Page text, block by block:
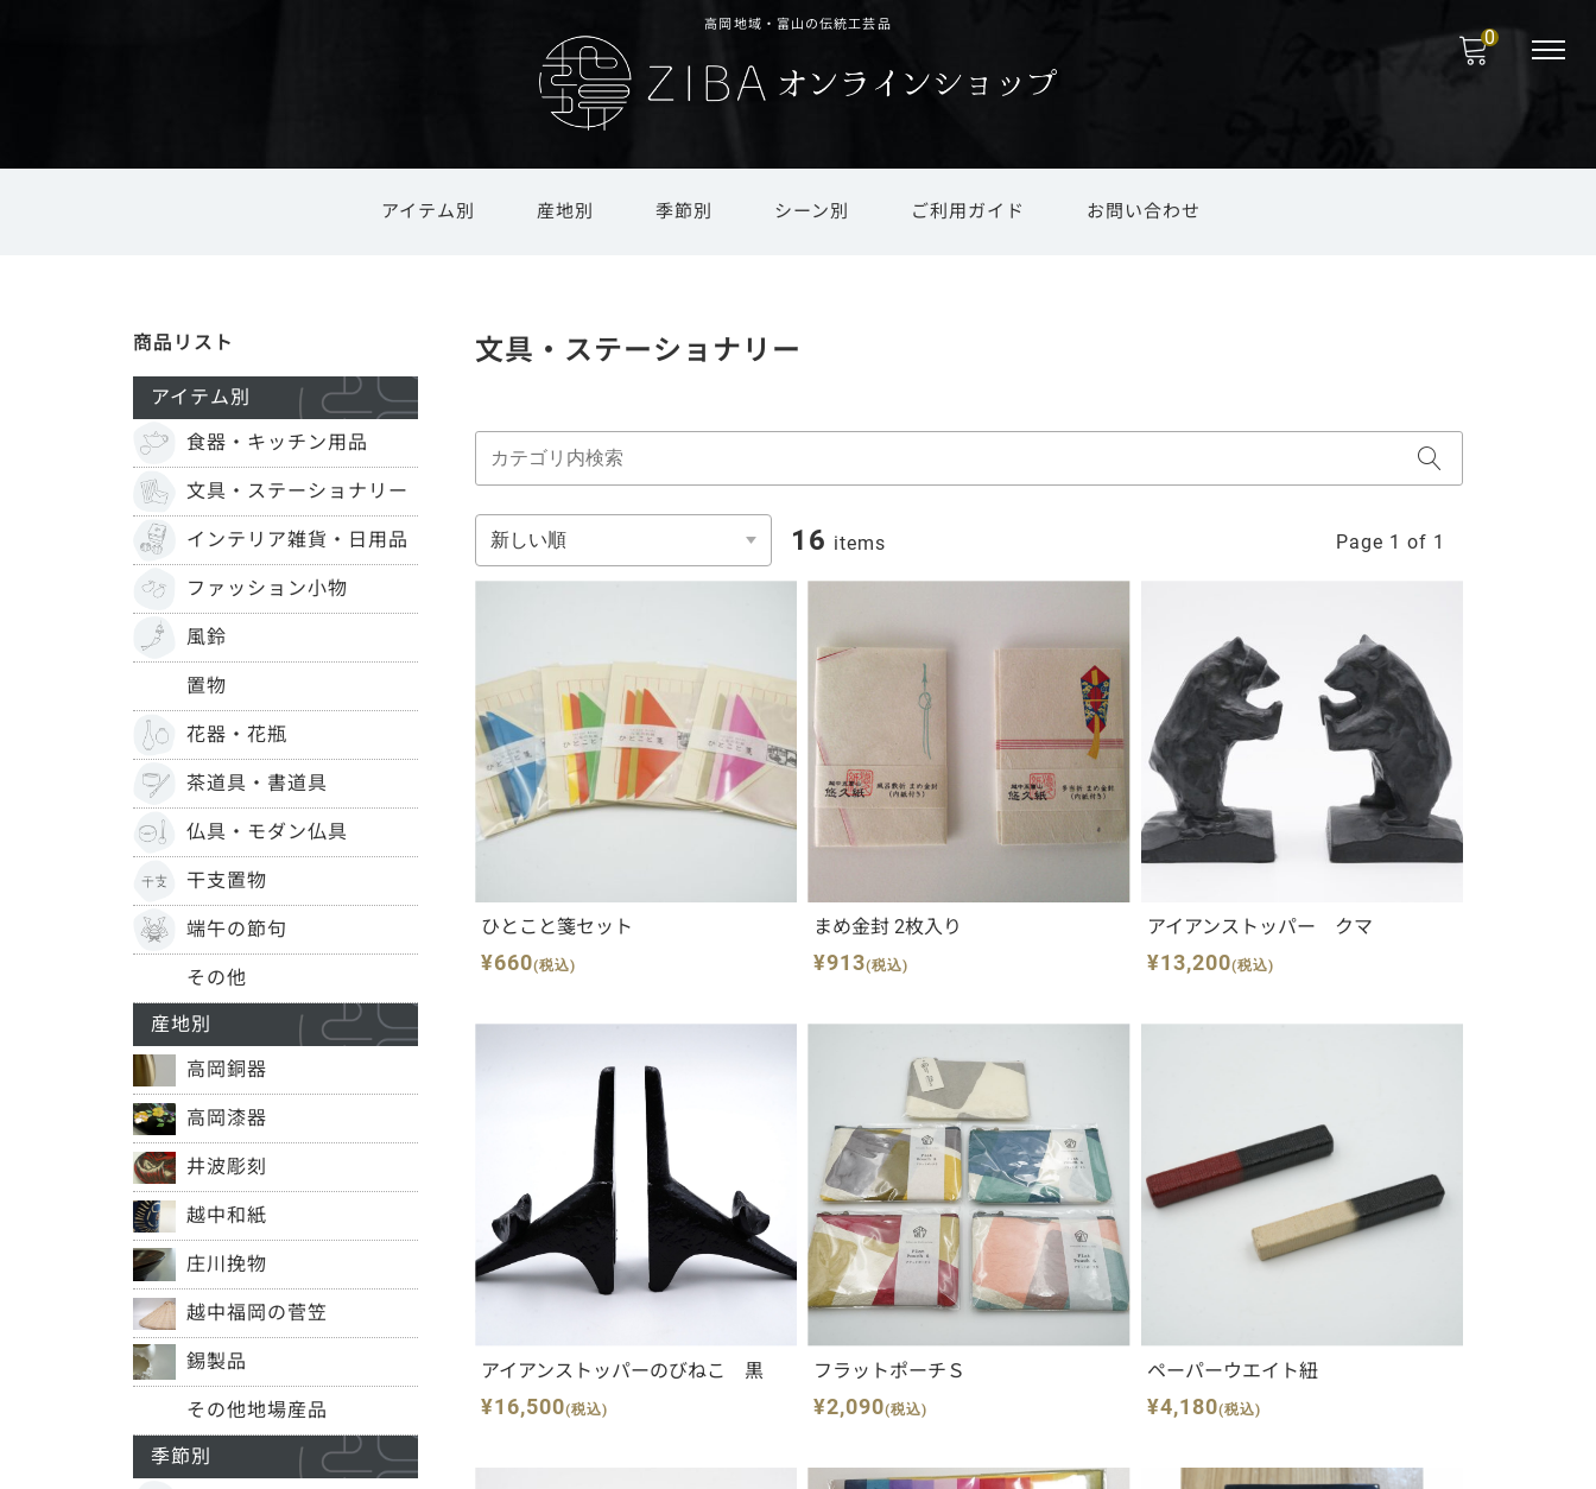
高岡地域・富山の伝統工芸品
アイテム別 産地別 季節別 シーン別 ご利用ガイド お問い合わせ
風鈴 花器・花瓶
0
文具・ステーショナリー
16 items Page 1 of 1
ひとこと箋セット
¥660(税込)
まめ金封 2枚入り
¥913(税込)
アイアンストッパー クマ
¥13,200(税込)
アイアンストッパーのびねこ 黒
¥16,500(税込)
フラットポーチＳ
¥2,090(税込)
ペーパーウエイト紐
¥4,180(税込)
商品リスト
アイテム別
食器・キッチン用品
文具・ステーショナリー
インテリア雑貨・日用品
ファッション小物
風鈴
置物
花器・花瓶
茶道具・書道具
仏具・モダン仏具
干支置物
端午の節句
その他
産地別
高岡銅器
高岡漆器
井波彫刻
越中和紙
庄川挽物
越中福岡の菅笠
錫製品
その他地場産品
季節別